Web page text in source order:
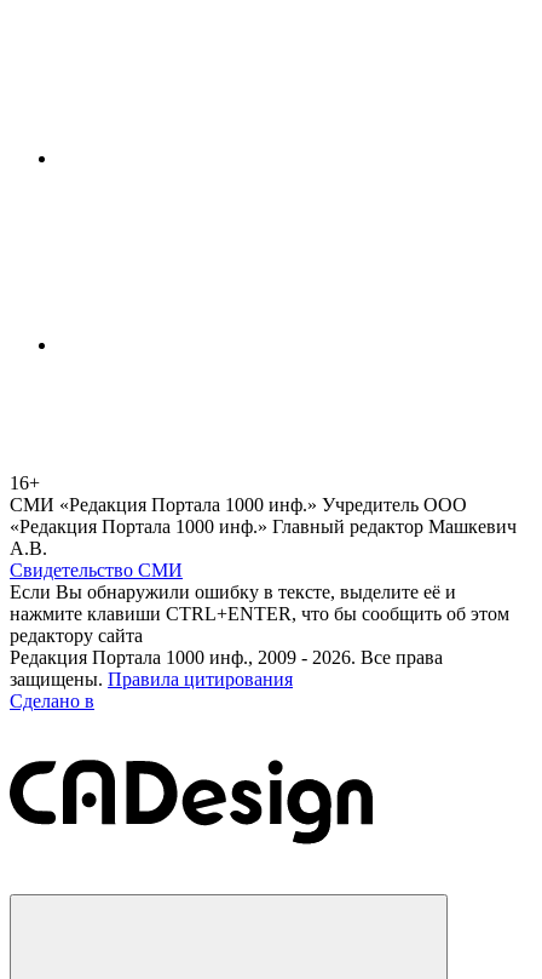
16+
СМИ «Редакция Портала 1000 инф.» Учредитель ООО
«Редакция Портала 1000 инф.» Главный редактор Машкевич
А.В.
Свидетельство СМИ
Если Вы обнаружили ошибку в тексте, выделите её и
нажмите клавиши CTRL+ENTER, что бы сообщить об этом
редактору сайта
Редакция Портала 1000 инф., 2009 - 2026. Все права
защищены. Правила цитирования
Сделано в